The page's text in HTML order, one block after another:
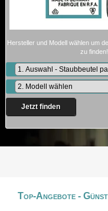
Hersteller und Modell wählen um
zu finden!
Jetzt finden
Top-Angebote -